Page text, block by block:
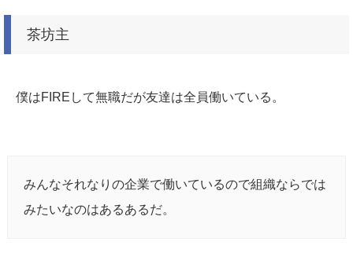
茶坊主
僕はFIREして無職だが友達は全員働いている。
みんなそれなりの企業で働いているので組織ならでは
みたいなのはあるあるだ。